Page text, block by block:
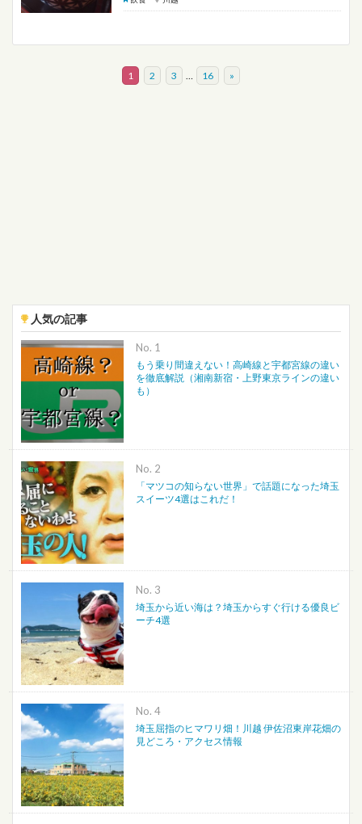
1 2 3 … 16 »
人気の記事
No.
もう乗り間違えない！高崎線と宇都宮線の違い
を徹底解説（湘南新宿・上野東京ラインの違い
も）
No.
「マツコの知らない世界」で話題になった埼玉
スイーツ4選はこれだ！
No.
埼玉から近い海は？埼玉からすぐ行ける優良ビ
ーチ4選
No.
埼玉屈指のヒマワリ畑！川越 伊佐沼東岸花畑の
見どころ・アクセス情報